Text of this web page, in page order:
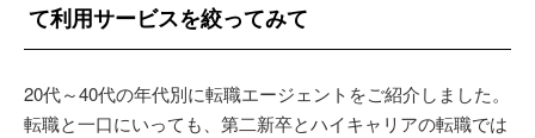
て利用サービスを絞ってみて
20代～40代の年代別に転職エージェントをご紹介しました。
転職と一口にいっても、第二新卒とハイキャリアの転職では